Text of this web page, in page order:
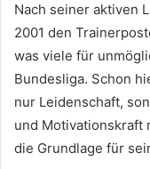
Nach seiner aktiven
2001 den
was viele für
Bundesliga. Schon
nur Leidenschaft,
und Motivationskraft
die Grundlage für